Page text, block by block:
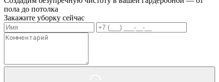
пола до потолка
Закажите уборку сейчас